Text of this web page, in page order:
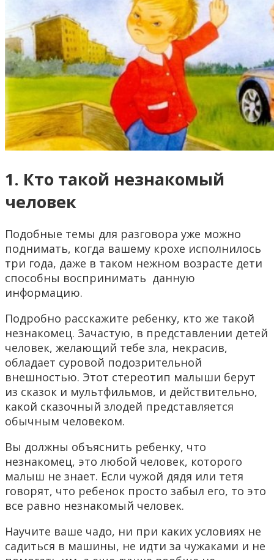
1. Кто такой незнакомый
человек
Подобные темы для разговора уже можно
поднимать, когда вашему крохе исполнилось
три года, даже в таком нежном возрасте дети
способны воспринимать данную
информацию.
Подробно расскажите ребенку, кто же такой
незнакомец. Зачастую, в представлении детей
человек, желающий тебе зла, некрасив,
обладает суровой подозрительной
внешностью. Этот стереотип малыши берут
из сказок и мультфильмов, и действительно,
какой сказочный злодей представляется
обычным человеком.
Вы должны объяснить ребенку, что
незнакомец, это любой человек, которого
малыш не знает. Если чужой дядя или тетя
говорят, что ребенок просто забыл его, то это
все равно незнакомый человек.
Научите ваше чадо, ни при каких условиях не
садиться в машины, не идти за чужаками и не